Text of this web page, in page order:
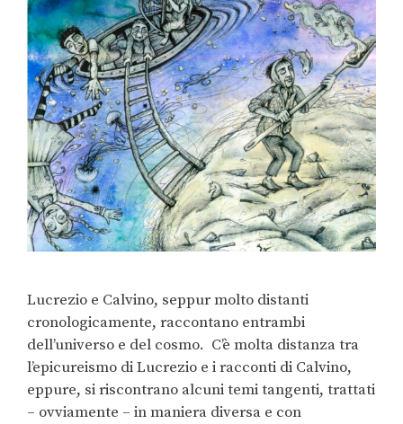
Lucrezio e Calvino, seppur molto distanti
cronologicamente, raccontano entrambi
dell’universo e del cosmo. C’è molta distanza tra
l’epicureismo di Lucrezio e i racconti di Calvino,
eppure, si riscontrano alcuni temi tangenti, trattati
– ovviamente – in maniera diversa e con